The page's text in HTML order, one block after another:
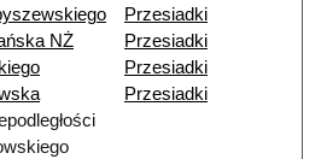
Przesiadki
NŻ
Przesiadki
Przesiadki
Przesiadki